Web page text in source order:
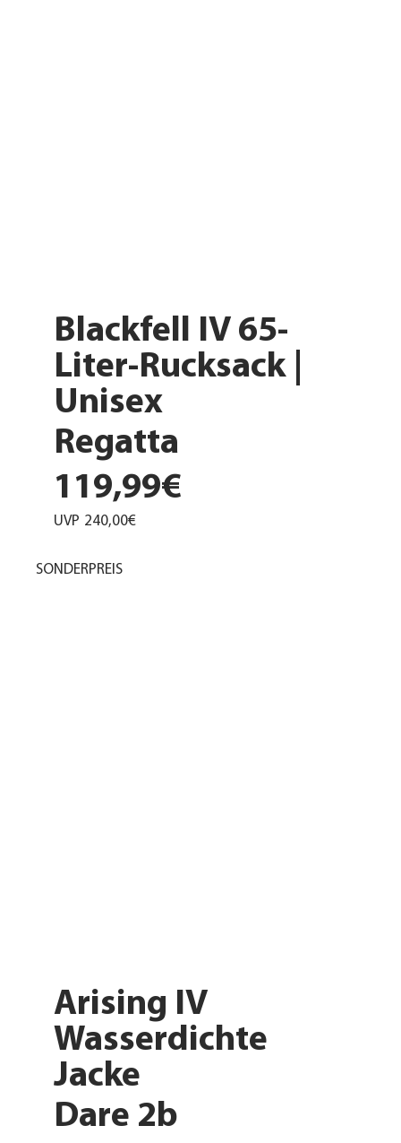
Blackfell IV 65-
Liter-Rucksack |
Unisex
Regatta
119,99€
UVP 240,00€
Arising IV
Wasserdichte
Jacke
Dare 2b
SONDERPREIS